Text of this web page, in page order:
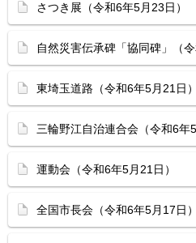
さつき展（令和6年5月23日）
自然災害伝承碑「協同碑」（令
東埼玉道路（令和6年5月21日）
三輪野江自治連合会（令和6年5
運動会（令和6年5月21日）
全国市長会（令和6年5月17日）